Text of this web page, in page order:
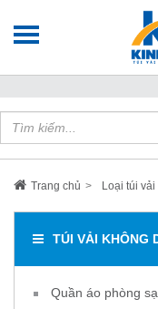
Chào mừng bạn đến với
Trang chủ Loại túi
TÚI VẢI KHÔNG
Quần áo phòng